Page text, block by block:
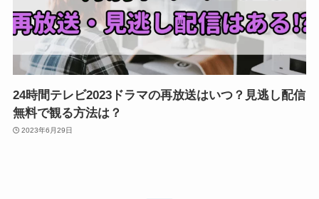
24時間テレビ2023ドラマの再放送はいつ？見逃し配信
無料で観る方法は？
2023年6月29日